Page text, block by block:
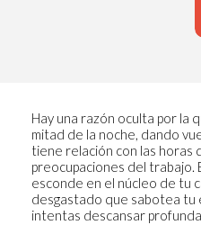
Hay una razón oculta por la
mitad de la noche, dando
tiene relación con las horas
preocupaciones del trabajo.
esconde en el núcleo de tu
desgastado que sabotea tu
intentas descansar